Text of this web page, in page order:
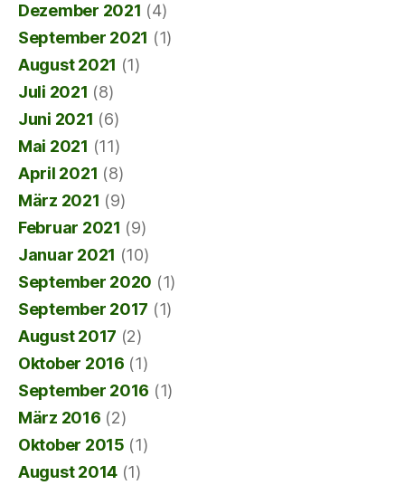
Dezember 2021 (4)
September 2021 (1)
August 2021 (1)
Juli 2021 (8)
Juni 2021 (6)
Mai 2021 (11)
April 2021 (8)
März 2021 (9)
Februar 2021 (9)
Januar 2021 (10)
September 2020 (1)
September 2017 (1)
August 2017 (2)
Oktober 2016 (1)
September 2016 (1)
März 2016 (2)
Oktober 2015 (1)
August 2014 (1)